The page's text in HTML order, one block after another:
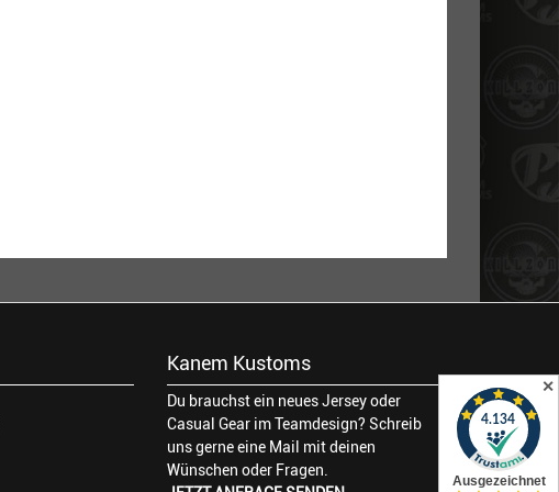
Kanem Kustoms
Du brauchst ein neues Jersey oder
Casual Gear im Teamdesign? Schreib
uns gerne eine Mail mit deinen
Wünschen oder Fragen.
✕